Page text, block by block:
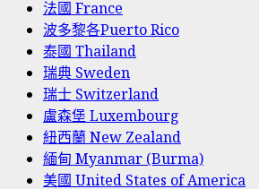
法國 France
波多黎各Puerto Rico
泰國 Thailand
瑞典 Sweden
瑞士 Switzerland
盧森堡 Luxembourg
紐西蘭 New Zealand
緬甸 Myanmar (Burma)
美國 United States of America